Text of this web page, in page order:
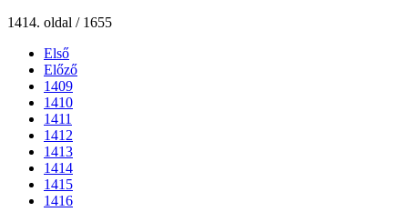
1414. oldal / 1655
Első
Előző
1409
1410
1411
1412
1413
1414
1415
1416